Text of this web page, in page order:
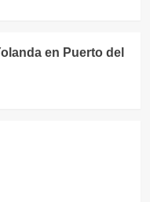
en Puerto del